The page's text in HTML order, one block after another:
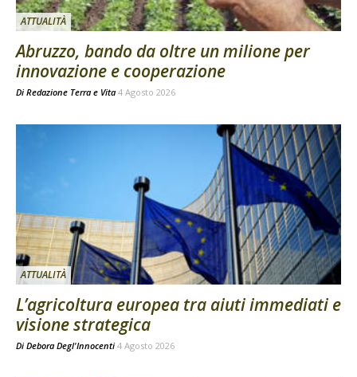
ATTUALITÀ
Abruzzo, bando da oltre un milione per
innovazione e cooperazione
Di Redazione Terra e Vita 4 Agosto 2026
ATTUALITÀ
L’agricoltura europea tra aiuti immediati e
visione strategica
Di Debora Degl'Innocenti 4 Agosto 2026